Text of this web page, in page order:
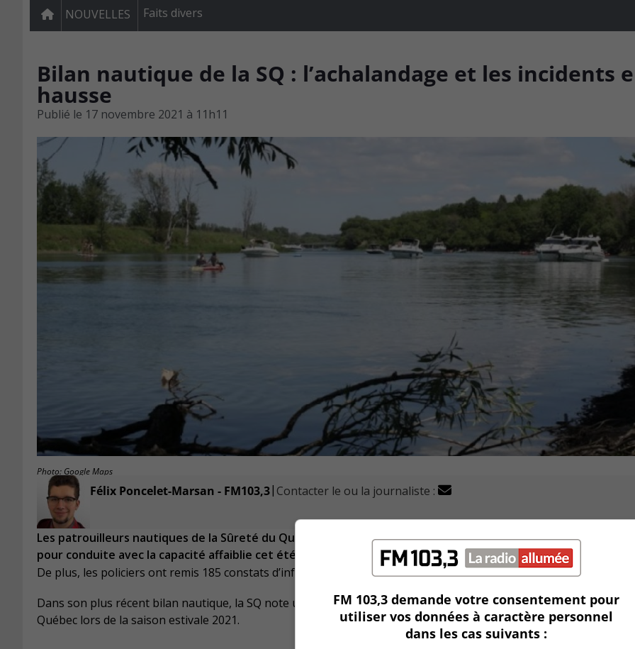
NOUVELLES Faits divers
Bilan nautique de la SQ : l’achalandage et les incidents
hausse
Publié le 17 novembre 2021 à 11h11
Photo: Google Maps
Félix Poncelet-Marsan - FM103,3| Contacter le ou la journaliste :
Les patrouilleurs nautiques de la Sûreté du Québec (SQ) ont intercepté 1 886 embarcations et arrêté 9
pour conduite avec la capacité affaiblie cet été en Montérégie.
De plus, les policiers ont remis 185 constats d’infraction et expulsé 135 personnes de leurs embarcations.
Dans son plus récent bilan nautique, la SQ note une « hausse marquée de l’achalandage » sur les cours d’eau du
Québec lors de la saison estivale 2021.
FM 103,3 demande votre consentement pour
utiliser vos données à caractère personnel
dans les cas suivants :